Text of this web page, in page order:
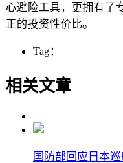
心避险工具，更拥有
正的投资性价比。
Tag：
相关文章
国防部回应日本